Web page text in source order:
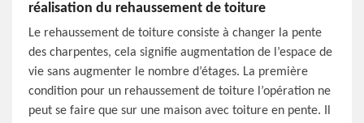
réalisation du rehaussement de toiture
Le rehaussement de toiture consiste à changer la pente
des charpentes, cela signifie augmentation de l’espace de
vie sans augmenter le nombre d’étages. La première
condition pour un rehaussement de toiture l’opération ne
peut se faire que sur une maison avec toiture en pente. Il